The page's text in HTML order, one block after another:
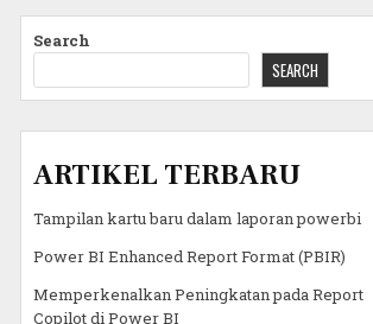
Search
SEARCH
ARTIKEL TERBARU
Tampilan kartu baru dalam laporan powerbi
Power BI Enhanced Report Format (PBIR)
Memperkenalkan Peningkatan pada Report
Copilot di Power BI